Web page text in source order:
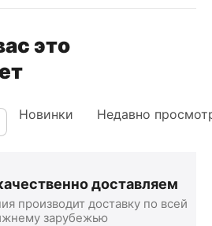
это
Новинки Недавно
доставляем
производит доставку по всей
зарубежью